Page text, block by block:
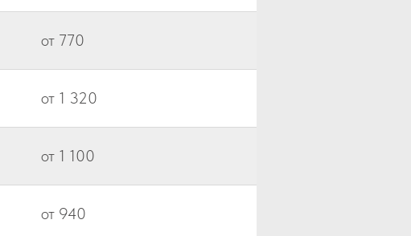
от 770
от 1 320
от 1 100
от 940